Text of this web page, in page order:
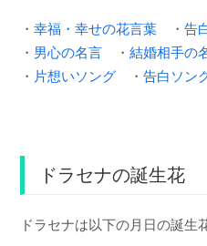
・ 幸福・幸せの花言葉 ・ 告
・ 男心の名言 ・ 結婚相手の
・ 片想いソング ・ 告白ソン
ドラセナの誕生花
ドラセナは以下の月日の誕生